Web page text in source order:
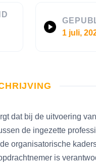
1 juli,
dat bij de uitvoering
de ingezette
organisatorische
is